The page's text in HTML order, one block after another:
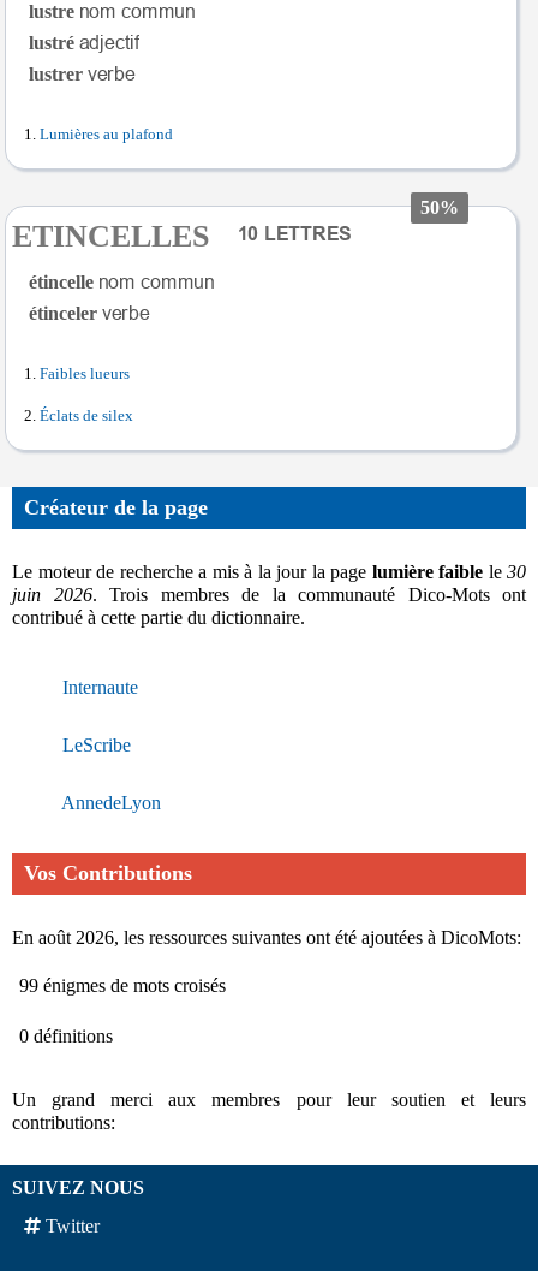
lustre
lustré
lustrer
Lumières au plafond
50%
ETINCELLES
étincelle
étinceler
Faibles lueurs
Éclats de silex
Créateur de la page
Le moteur de recherche a mis à la jour la page lumière faible le 30
juin 2026. Trois membres de la communauté Dico-Mots ont
contribué à cette partie du dictionnaire.
Internaute
LeScribe
AnnedeLyon
Vos Contributions
En août 2026, les ressources suivantes ont été ajoutées à DicoMots:
99 énigmes de mots croisés
0 définitions
Un grand merci aux membres pour leur soutien et leurs
contributions:
SUIVEZ NOUS
Twitter